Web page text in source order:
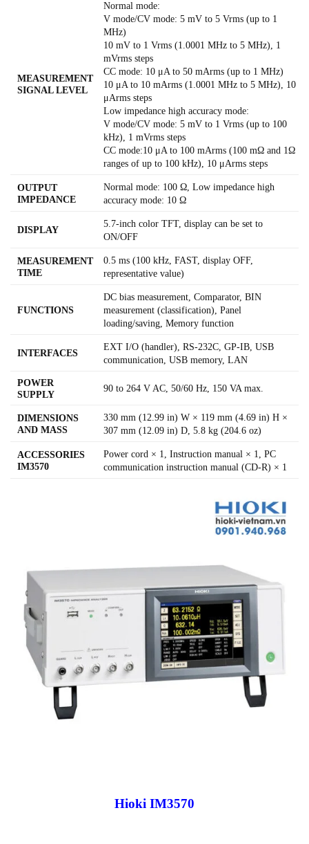
MEASUREMENT
SIGNAL LEVEL
Normal mode:
V mode/CV mode: 5 mV to 5 Vrms (up to 1
MHz)
10 mV to 1 Vrms (1.0001 MHz to 5 MHz), 1
mVrms steps
CC mode: 10 μA to 50 mArms (up to 1 MHz)
10 μA to 10 mArms (1.0001 MHz to 5 MHz), 10
μArms steps
Low impedance high accuracy mode:
V mode/CV mode: 5 mV to 1 Vrms (up to 100
kHz), 1 mVrms steps
CC mode:10 μA to 100 mArms (100 mΩ and 1Ω
ranges of up to 100 kHz), 10 μArms steps
OUTPUT
IMPEDANCE
Normal mode: 100 Ω, Low impedance high
accuracy mode: 10 Ω
DISPLAY
5.7-inch color TFT, display can be set to
ON/OFF
MEASUREMENT
TIME
0.5 ms (100 kHz, FAST, display OFF,
representative value)
FUNCTIONS
DC bias measurement, Comparator, BIN
measurement (classification), Panel
loading/saving, Memory function
INTERFACES
EXT I/O (handler), RS-232C, GP-IB, USB
communication, USB memory, LAN
POWER
SUPPLY
90 to 264 V AC, 50/60 Hz, 150 VA max.
DIMENSIONS
AND MASS
330 mm (12.99 in) W × 119 mm (4.69 in) H ×
307 mm (12.09 in) D, 5.8 kg (204.6 oz)
ACCESSORIES
IM3570
Power cord × 1, Instruction manual × 1, PC
communication instruction manual (CD-R) × 1
Hioki IM3570